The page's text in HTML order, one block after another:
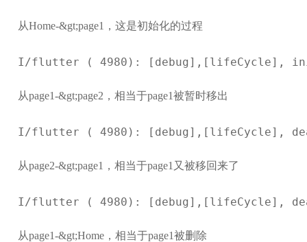
从Home-&gt;page1，这是初始化的过程
I/flutter ( 4980): [debug],[lifeCycle],
从page1-&gt;page2，相当于page1被暂时移出
I/flutter ( 4980): [debug],[lifeCycle],
从page2-&gt;page1，相当于page1又被移回来了
I/flutter ( 4980): [debug],[lifeCycle],
从page1-&gt;Home，相当于page1被删除